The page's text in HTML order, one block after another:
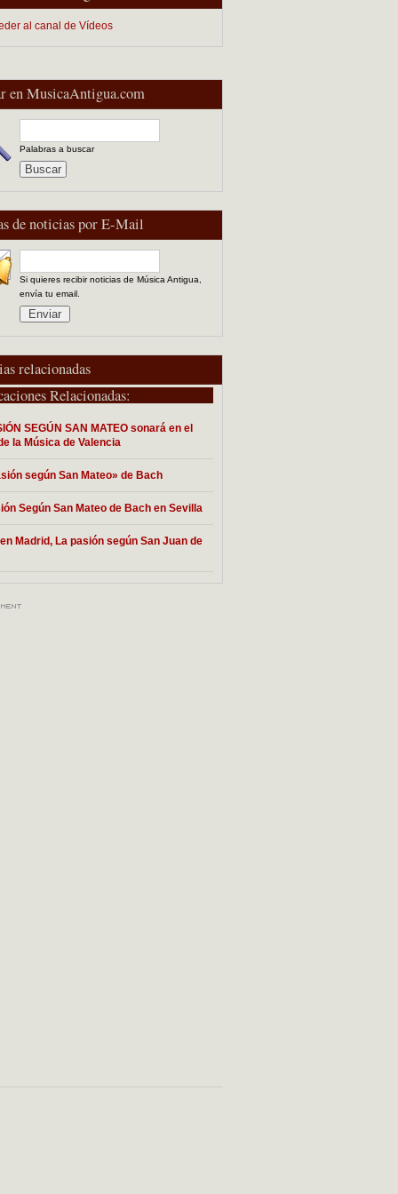
al canal de Vídeos
en MusicaAntigua.com
Palabras a buscar
de noticias por E-Mail
Si quieres recibir noticias de Música Antigua,
envía tu email.
relacionadas
Relacionadas:
SEGÚN SAN MATEO sonará en el
la Música de Valencia
según San Mateo» de Bach
Según San Mateo de Bach en Sevilla
Madrid, La pasión según San Juan de